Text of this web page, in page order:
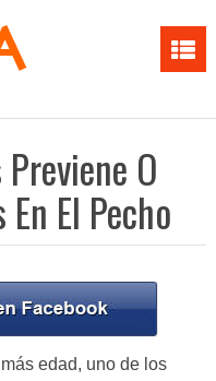
O
El Pecho
edad, uno de los